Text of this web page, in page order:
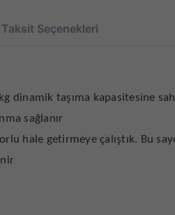
Taksit Seçenekleri
dinamik taşıma kapasitesine
sağlanır
hale getirmeye çalıştık. Bu